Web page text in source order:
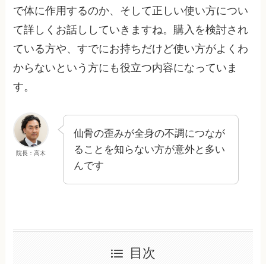
で体に作用するのか、そして正しい使い方につい
て詳しくお話ししていきますね。購入を検討され
ている方や、すでにお持ちだけど使い方がよくわ
からないという方にも役立つ内容になっていま
す。
院長：高木
仙骨の歪みが全身の不調につなが
ることを知らない方が意外と多い
んです
目次